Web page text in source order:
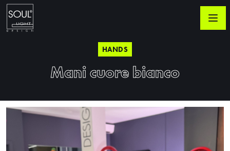
HANDS
Mani cuore bianco